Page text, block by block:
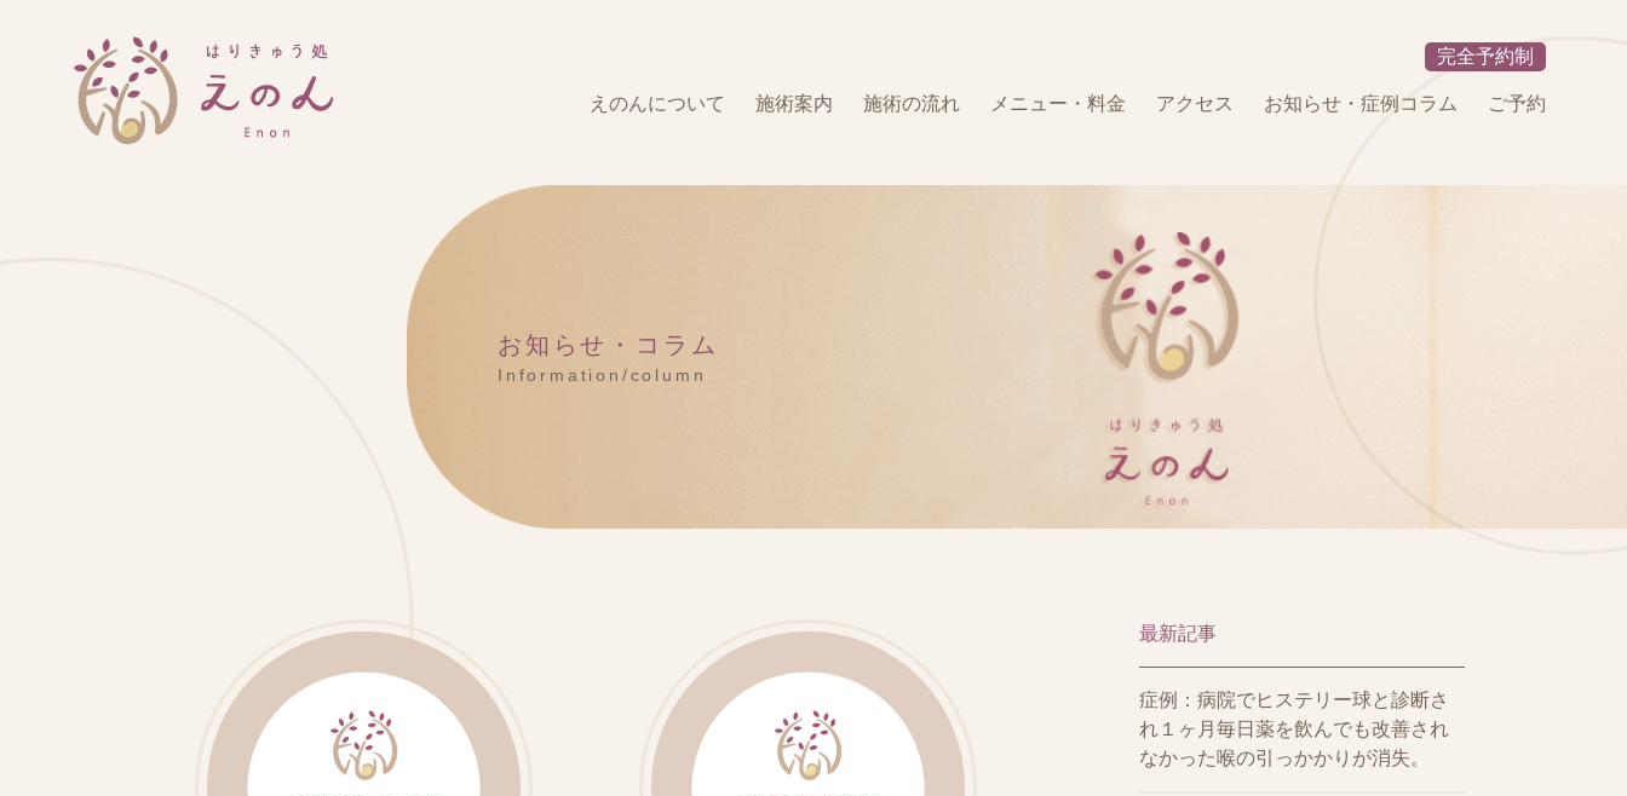
完全予約制
えのんについて 施術案内 施術の流れ メニュー・料金 アクセス お知らせ・症例コラム ご予約
お知らせ・コラム
Information/column
最新記事
症例：病院でヒステリー球と診断さ
れ１ヶ月毎日薬を飲んでも改善され
なかった喉の引っかかりが消失。